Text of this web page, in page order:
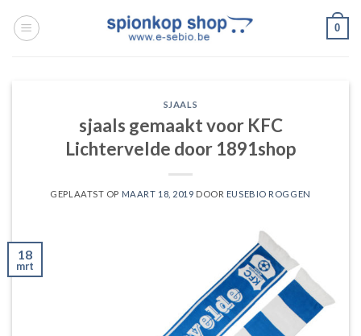
naar
0
SJAALS
sjaals gemaakt voor KFC
Lichtervelde door 1891shop
GEPLAATST OP MAART 18, 2019 DOOR EUSEBIO ROGGEN
18
mrt